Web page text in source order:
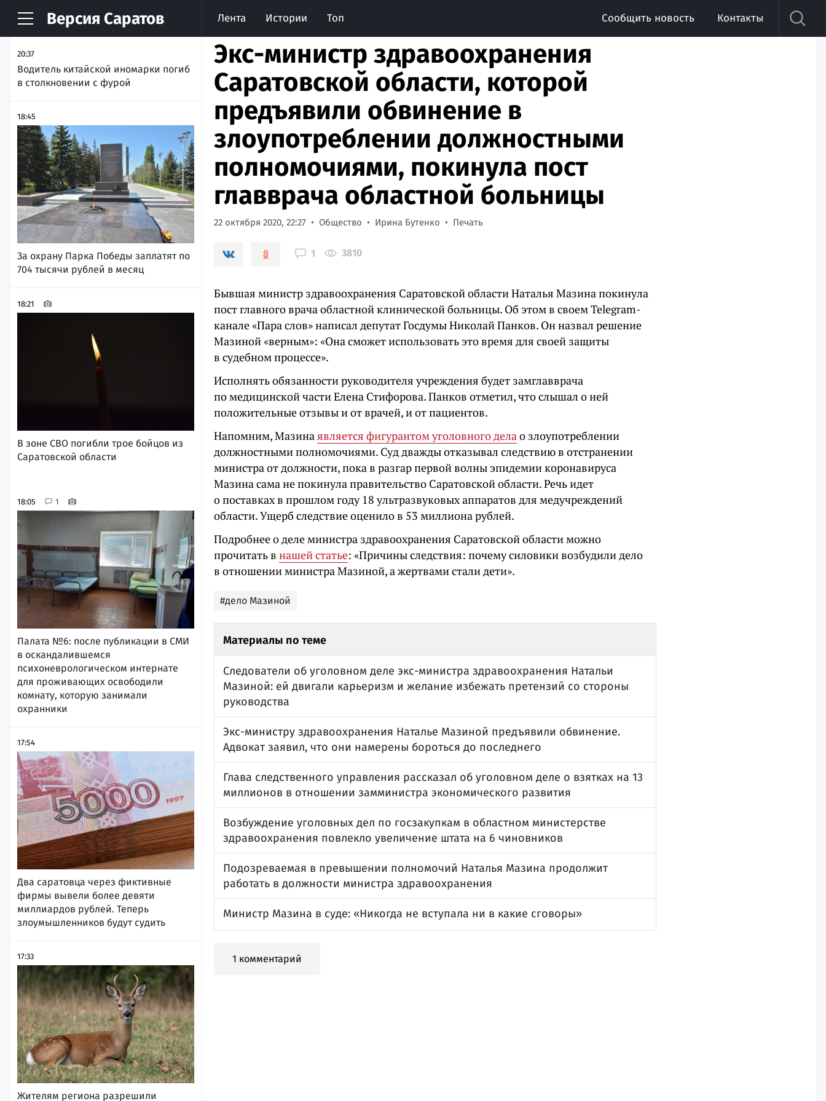
Версия Саратов Лента Истории Топ Сообщить новость Контакты
НОВОСТИ АРХИВ
20:37
Водитель китайской иномарки погиб
в столкновении с фурой
18:45
За охрану Парка Победы заплатят по
704 тысячи рублей в месяц
18:21
В зоне СВО погибли трое бойцов из
Саратовской области
18:05 1
Палата №6: после публикации в СМИ
в оскандалившемся
психоневрологическом интернате
для проживающих освободили
комнату, которую занимали
охранники
17:54
Два саратовца через фиктивные
фирмы вывели более девяти
миллиардов рублей. Теперь
злоумышленников будут судить
17:33
Жителям региона разрешили
Экс-министр здравоохранения
Саратовской области, которой
предъявили обвинение в
злоупотреблении должностными
полномочиями, покинула пост
главврача областной больницы
22 октября 2020, 22:27 Общество Ирина Бутенко Печать
1 3810
Бывшая министр здравоохранения Саратовской области Наталья Мазина покинула
пост главного врача областной клинической больницы. Об этом в своем Telegram-
канале «Пара слов» написал депутат Госдумы Николай Панков. Он назвал решение
Мазиной «верным»: «Она сможет использовать это время для своей защиты
в судебном процессе».
Исполнять обязанности руководителя учреждения будет замглавврача
по медицинской части Елена Стифорова. Панков отметил, что слышал о ней
положительные отзывы и от врачей, и от пациентов.
Напомним, Мазинаявляется фигурантом уголовного делао злоупотреблении
должностными полномочиями. Суд дважды отказывал следствию в отстранении
министра от должности, пока в разгар первой волны эпидемии коронавируса
Мазина сама не покинула правительство Саратовской области.Речь идет
о поставках в прошлом году 18 ультразвуковых аппаратов для медучреждений
области. Ущерб следствие оценило в 53 миллиона рублей.
Подробнее о деле министра здравоохранения Саратовской области можно
прочитать в нашей статье: «Причины следствия: почему силовики возбудили дело
в отношении министра Мазиной, а жертвами стали дети».
#дело Мазиной
Материалы по теме
Следователи об уголовном деле экс-министра здравоохранения Натальи
Мазиной: ей двигали карьеризм и желание избежать претензий со стороны
руководства
Экс-министру здравоохранения Наталье Мазиной предъявили обвинение.
Адвокат заявил, что они намерены бороться до последнего
Глава следственного управления рассказал об уголовном деле о взятках на 13
миллионов в отношении замминистра экономического развития
Возбуждение уголовных дел по госзакупкам в областном министерстве
здравоохранения повлекло увеличение штата на 6 чиновников
Подозреваемая в превышении полномочий Наталья Мазина продолжит
работать в должности министра здравоохранения
Министр Мазина в суде: «Никогда не вступала ни в какие сговоры»
1 комментарий